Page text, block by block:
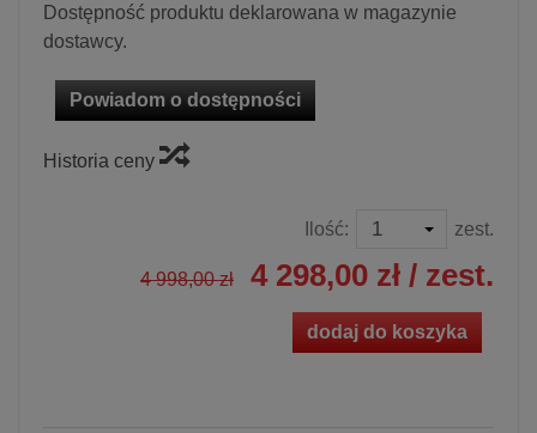
Dostępność produktu deklarowana w magazynie
dostawcy.
Powiadom o dostępności
Historia ceny
Ilość: zest.
4 998,00 zł 4 298,00 zł / zest.
dodaj do koszyka